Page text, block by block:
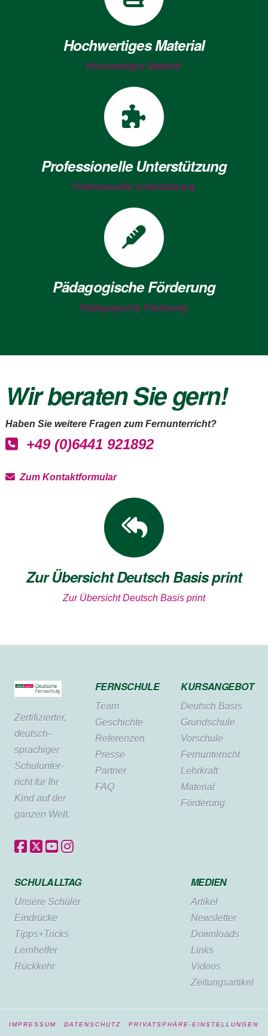
Hochwertiges Material
Hochwertiges Material
Professionelle Unterstützung
Professionelle Unterstützung
Pädagogische Förderung
Pädagogische Förderung
Wir beraten Sie gern!
Haben Sie weitere Fragen zum Fernunterricht?
+49 (0)6441 921892
Zum Kontaktformular
Zur Übersicht Deutsch Basis print
Zur Übersicht Deutsch Basis print
Zertifi­zierter,
deutsch­
sprachiger
Schul­unter­
richt für Ihr
Kind auf der
ganzen Welt.
FERNSCHULE
Team
Geschichte
Referenzen
Presse
Partner
FAQ
KURSANGEBOT
Deutsch Basis
Grundschule
Vorschule
Fernunterricht
Lehrkraft
Material
Förderung
SCHULALLTAG
Unsere Schüler
Eindrücke
Tipps+Tricks
Lernhelfer
Rückkehr
MEDIEN
Artikel
Newsletter
Downloads
Links
Videos
Zeitungsartikel
IMPRESSUM DATENSCHUTZ PRIVATSPHÄRE-EINSTELLUNGEN